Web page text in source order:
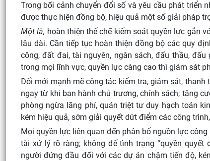
Trong bối cảnh chuyển đổi số và yêu cầu phát triển
được thực hiện đồng bộ, hiệu quả một số giải pháp
Một là, hoàn thiện thể chế kiểm soát quyền lực gắn
lâu dài. Cần tiếp tục hoàn thiện đồng bộ các quy
công, đất đai, tài nguyên, ngân sách, đấu thầu,
trong mọi lĩnh vực, quyền lực càng cao thì giám sát
Đổi mới mạnh mẽ công tác kiểm tra, giám sát,
ngay từ khi ban hành chủ trương, chính sách; tăng
phòng ngừa lãng phí, quán triệt tư duy hạch toán
kém hiệu quả, sớm giải quyết dứt điểm các công
Mọi quyền lực liên quan đến phân bổ nguồn lực
tài xử lý rõ ràng; không để tình trạng “quyền
người đứng đầu đối với các dự án chậm tiến độ,